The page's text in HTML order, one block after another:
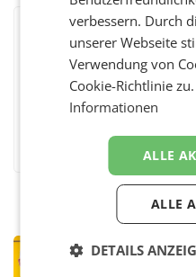
BEWERTEN SIE DIESEN
PRIMENEWS
verbessern. Durch
unserer Webseite
Verwendung von
Cookie-Richtlinie
Informationen
ALLE
ALLE
DETAILS